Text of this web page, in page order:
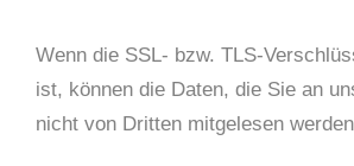
Wenn die SSL- bzw. TLS-
ist, können die Daten, die Sie an
nicht von Dritten mitgelesen